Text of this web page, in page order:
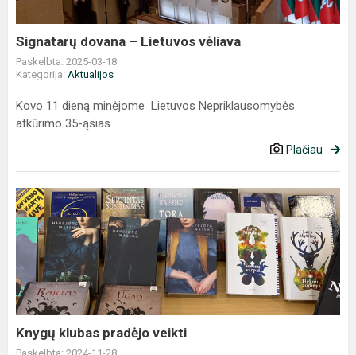
Signatarų dovana – Lietuvos vėliava
Paskelbta: 2025-03-18
Kategorija: Aktualijos
Kovo 11 dieną minėjome Lietuvos Nepriklausomybės
atkūrimo 35-ąsias
Plačiau
Knygų
klubas
pradėjo
veikti
Knygų klubas pradėjo veikti